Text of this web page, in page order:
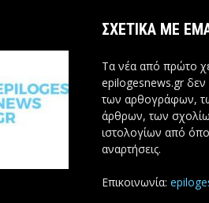
ΣΧΕΤΙΚΆ ΜΕ
Τα νέα από πρώτο
epilogesnews.gr δεν
των αρθογράφων,
άρθρων, των
ιστολογίων από
αναρτήσεις.
Επικοινωνία: